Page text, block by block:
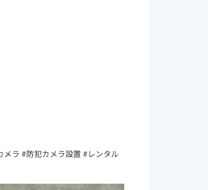
ラ #防犯カメラ設置 #レンタル